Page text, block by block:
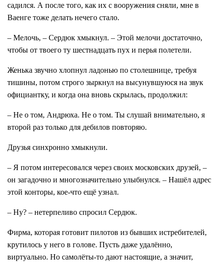
садился. А после того, как их с вооружения сняли, мне в
Ваенге тоже делать нечего стало.
– Мелочь, – Сердюк хмыкнул. – Этой мелочи достаточно,
чтобы от твоего ту шестнадцать пух и перья полетели.
Женька звучно хлопнул ладонью по столешнице, требуя
тишины, потом строго зыркнул на высунувшуюся на звук
официантку, и когда она вновь скрылась, продолжил:
– Не о том, Андрюха. Не о том. Ты слушай внимательно, я
второй раз только для дебилов повторяю.
Друзья синхронно хмыкнули.
– Я потом интересовался через своих московских друзей, –
он загадочно и многозначительно улыбнулся. – Нашёл адрес
этой конторы, кое-что ещё узнал.
– Ну? – нетерпеливо спросил Сердюк.
Фирма, которая готовит пилотов из бывших истребителей,
крутилось у него в голове. Пусть даже удалённо,
виртуально. Но самолёты-то дают настоящие, а значит,